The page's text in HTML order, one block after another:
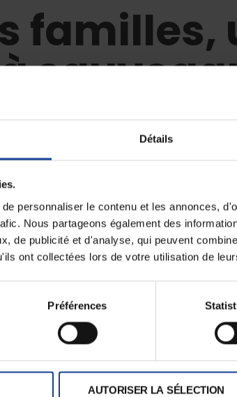
Détails
personnaliser le contenu et les annonces,
Nous partageons également des
de publicité et d'analyse, qui peuvent
ont collectées lors de votre utilisation de
Préférences
AUTORISER LA SÉLECTION
familles,
ouvert et dynamique qui ne cesse d’être en
nous proposons de tracer des
la psychotraumatologie centrée
favorisant des échanges autour de la
inconsciente. »
thérapeute familial formé à
des Adolescents du Haut-Rhin, thérapeute